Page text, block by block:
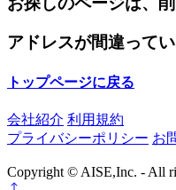
アドレスが間違って
トップページに戻る
会社紹介 利用規約
プライバシーポリシー お
Copyright © AISE,Inc. - All